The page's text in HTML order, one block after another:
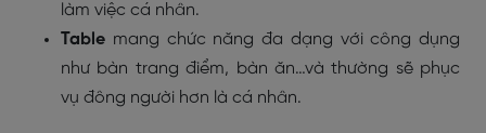
làm việc cá nhân.
Table mang chức năng đa dạng với công dụng
như bàn trang điểm, bàn ăn…và thường sẽ phục
vụ đông người hơn là cá nhân.